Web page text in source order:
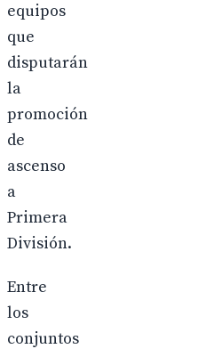
equipos
que
disputarán
la
promoción
de
ascenso
a
Primera
División.
Entre
los
conjuntos